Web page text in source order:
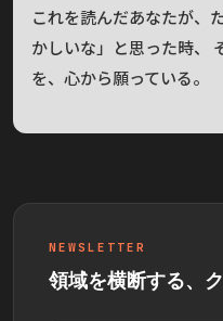
これを読んだあなたが、
かしいな」と思った時、
を、心から願っている。
NEWSLETTER
領域を横断する、